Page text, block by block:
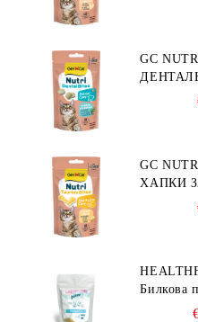
GC
GC
ХАПКИ
Билкова